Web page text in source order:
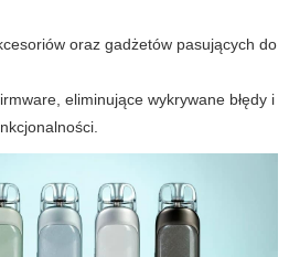
oraz gadżetów pasujących do
eliminujące wykrywane błędy i